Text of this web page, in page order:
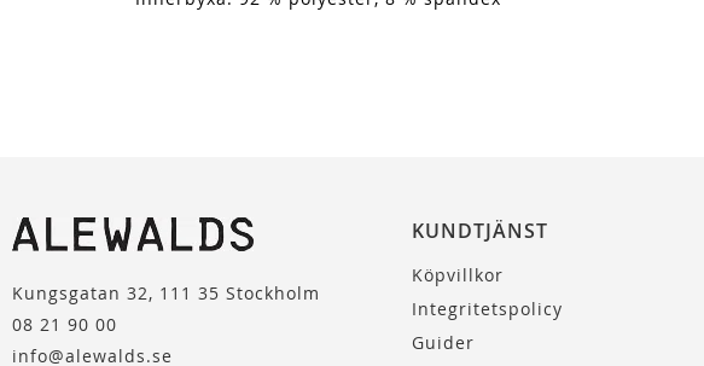
Kungsgatan 32, 111 35 Stockholm
08 21 90 00
info@alewalds.se
KUNDTJÄNST
Köpvillkor
Integritetspolicy
Guider